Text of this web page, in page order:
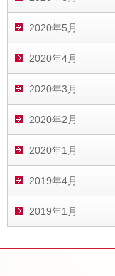
2020年5月
2020年4月
2020年3月
2020年2月
2020年1月
2019年4月
2019年1月